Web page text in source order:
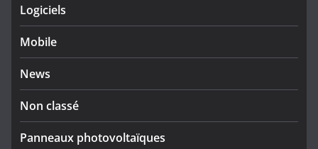
Logiciels
Mobile
News
Non classé
Panneaux photovoltaïques